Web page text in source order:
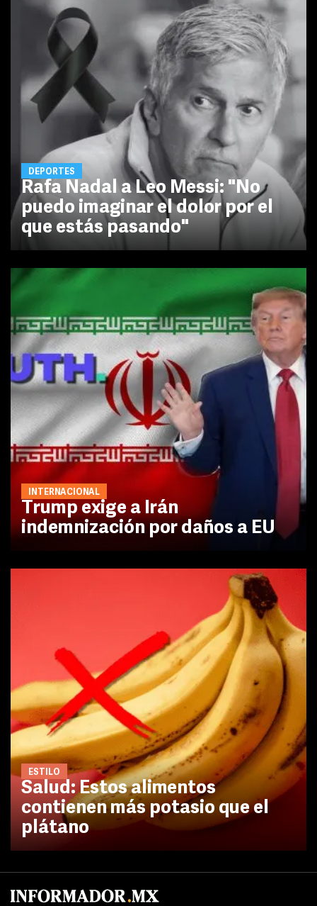
DEPORTES
Rafa Nadal a Leo Messi: "No
puedo imaginar el dolor por el
que estás pasando"
INTERNACIONAL
Trump exige a Irán
indemnización por daños a EU
ESTILO
Salud: Estos alimentos
contienen más potasio que el
plátano